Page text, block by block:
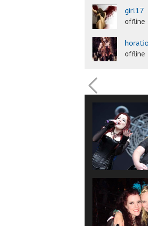
girl17
offline
horatio
offline